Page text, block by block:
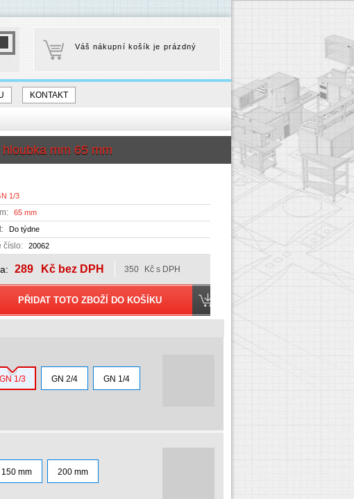
KONTAKT
mm 65 mm
1/3
65 mm
Do týdne
číslo: 20062
289 Kč bez DPH 350 Kč s DPH
GN 1/3 GN 2/4 GN 1/4
150 mm 200 mm
Váš nákupní košík je prázdný